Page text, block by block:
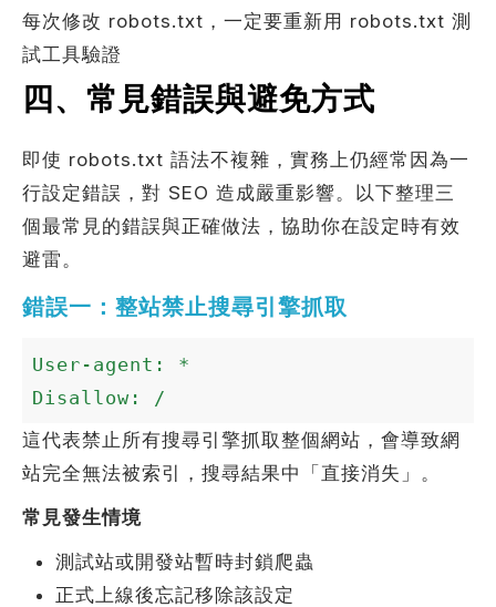
每次修改 robots.txt，一定要重新用 robots.txt 測
試工具驗證
四、常見錯誤與避免方式
即使 robots.txt 語法不複雜，實務上仍經常因為一
行設定錯誤，對 SEO 造成嚴重影響。以下整理三
個最常見的錯誤與正確做法，協助你在設定時有效
避雷。
錯誤一：整站禁止搜尋引擎抓取
User-agent: *
Disallow: /
這代表禁止所有搜尋引擎抓取整個網站，會導致網
站完全無法被索引，搜尋結果中「直接消失」。
常見發生情境
測試站或開發站暫時封鎖爬蟲
正式上線後忘記移除該設定